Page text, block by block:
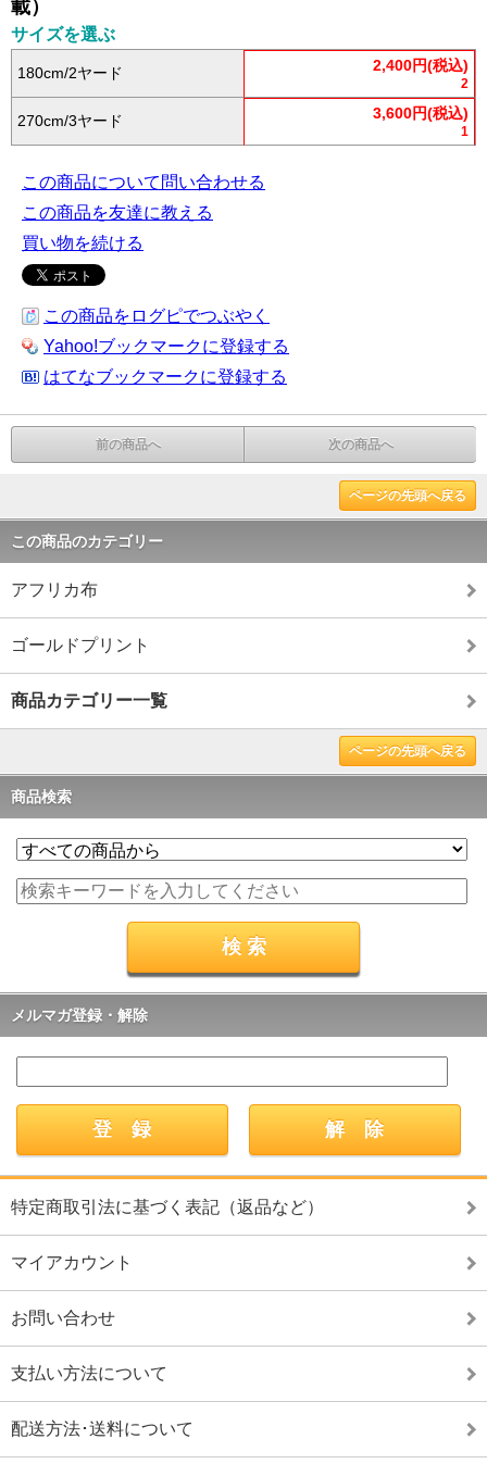
載）
サイズを選ぶ
180cm/2ヤード 2,400円(税込)
2
270cm/3ヤード 3,600円(税込)
1
この商品について問い合わせる
この商品を友達に教える
買い物を続ける
この商品をログピでつぶやく
Yahoo!ブックマークに登録する
はてなブックマークに登録する
前の商品へ 次の商品へ
ページの先頭へ戻る
この商品のカテゴリー
アフリカ布
ゴールドプリント
商品カテゴリー一覧
ページの先頭へ戻る
商品検索
メルマガ登録・解除
特定商取引法に基づく表記（返品など）
マイアカウント
お問い合わせ
支払い方法について
配送方法･送料について